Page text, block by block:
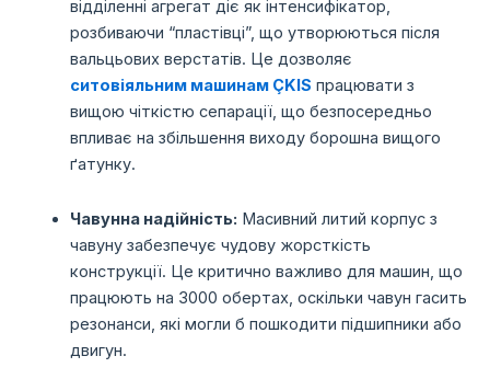
відділенні агрегат діє як інтенсифікатор,
розбиваючи “пластівці”, що утворюються після
вальцьових верстатів. Це дозволяє
ситовіяльним машинам ÇKIS працювати з
вищою чіткістю сепарації, що безпосередньо
впливає на збільшення виходу борошна вищого
ґатунку.
Чавунна надійність: Масивний литий корпус з
чавуну забезпечує чудову жорсткість
конструкції. Це критично важливо для машин, що
працюють на 3000 обертах, оскільки чавун гасить
резонанси, які могли б пошкодити підшипники або
двигун.